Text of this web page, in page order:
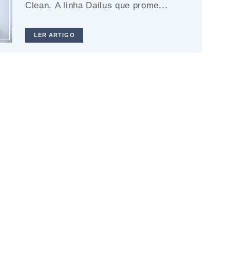
Clean. A linha Dailus que prome...
LER ARTIGO